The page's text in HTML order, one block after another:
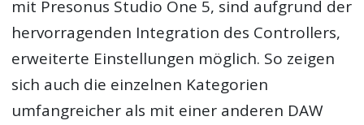
mit Presonus Studio One 5, sind aufgrund der
hervorragenden Integration des Controllers,
erweiterte Einstellungen möglich. So zeigen
sich auch die einzelnen Kategorien
umfangreicher als mit einer anderen DAW